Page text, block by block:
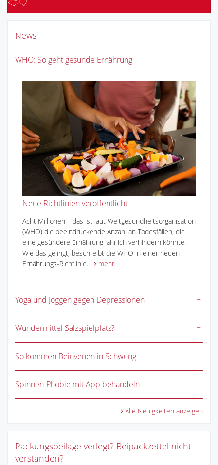
News
WHO: So geht gesunde Ernährung
Neue Richtlinien veröffentlicht
Acht Millionen – das ist laut Weltgesundheitsorganisation
(WHO) die beeindruckende Anzahl an Todesfällen, die
eine gesündere Ernährung jährlich verhindern könnte.
Wie das gelingt, beschreibt die WHO in einer neuen
Ernährungs-Richtlinie.
mehr
Yoga und Joggen gegen Depressionen
Wundermittel Salzspielplatz?
So kommen Beinvenen in Schwung
Spinnen-Phobie mit App behandeln
Alle Neuigkeiten anzeigen
Packungsbeilage verlegt? Beipackzettel nicht
verstanden?